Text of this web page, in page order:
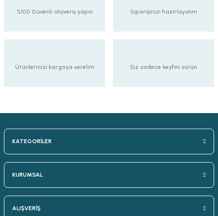
%100 Güvenli alışveriş yapın Siparişinizi hazırlayalım
Ürünlerinizi kargoya verelim Siz sadece keyfini sürün
KATEGORİLER
KURUMSAL
ALIŞVERİŞ